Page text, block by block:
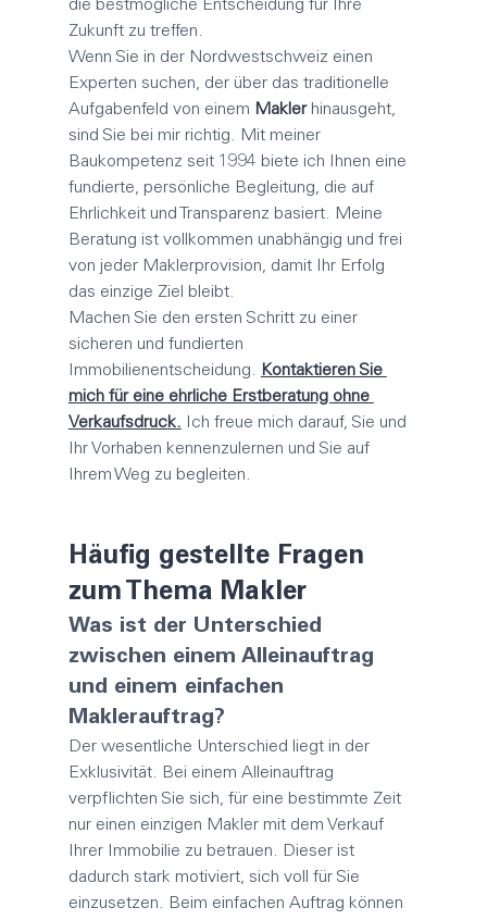
die bestmögliche Entscheidung für Ihre
Zukunft zu treffen.
Wenn Sie in der Nordwestschweiz einen
Experten suchen, der über das traditionelle
Aufgabenfeld von einem Makler hinausgeht,
sind Sie bei mir richtig. Mit meiner
Baukompetenz seit 1994 biete ich Ihnen eine
fundierte, persönliche Begleitung, die auf
Ehrlichkeit und Transparenz basiert. Meine
Beratung ist vollkommen unabhängig und frei
von jeder Maklerprovision, damit Ihr Erfolg
das einzige Ziel bleibt.
Machen Sie den ersten Schritt zu einer
sicheren und fundierten
Immobilienentscheidung. Kontaktieren Sie
mich für eine ehrliche Erstberatung ohne
Verkaufsdruck. Ich freue mich darauf, Sie und
Ihr Vorhaben kennenzulernen und Sie auf
Ihrem Weg zu begleiten.
Häufig gestellte Fragen
zum Thema Makler
Was ist der Unterschied
zwischen einem Alleinauftrag
und einem einfachen
Maklerauftrag ?
Der wesentliche Unterschied liegt in der
Exklusivität. Bei einem Alleinauftrag
verpflichten Sie sich, für eine bestimmte Zeit
nur einen einzigen Makler mit dem Verkauf
Ihrer Immobilie zu betrauen. Dieser ist
dadurch stark motiviert, sich voll für Sie
einzusetzen. Beim einfachen Auftrag können